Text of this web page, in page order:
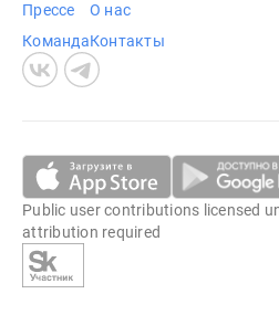
Прессе
Команда
О нас
Контакты
Public user contributions licensed
attribution required